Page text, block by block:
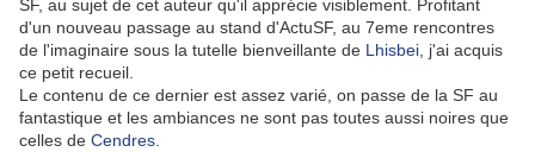
SF, au sujet de cet auteur qu'il apprécie visiblement. Profitant
d'un nouveau passage au stand d'ActuSF, au 7eme rencontres
de l'imaginaire sous la tutelle bienveillante de Lhisbei , j'ai acquis
ce petit recueil.
Le contenu de ce dernier est assez varié, on passe de la SF au
fantastique et les ambiances ne sont pas toutes aussi noires que
celles de Cendres